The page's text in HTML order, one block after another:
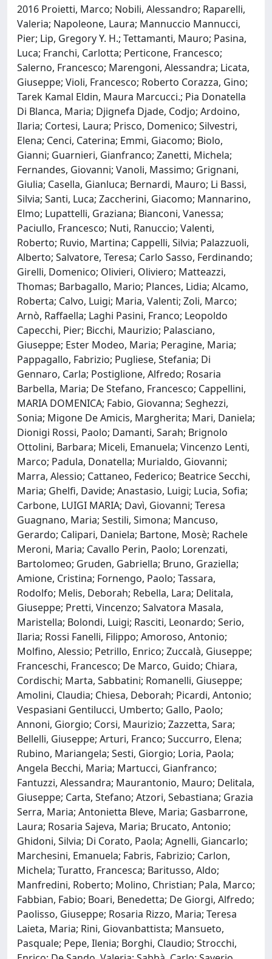
2016 Proietti, Marco; Nobili, Alessandro; Raparelli,
Valeria; Napoleone, Laura; Mannuccio Mannucci,
Pier; Lip, Gregory Y. H.; Tettamanti, Mauro; Pasina,
Luca; Franchi, Carlotta; Perticone, Francesco;
Salerno, Francesco; Marengoni, Alessandra; Licata,
Giuseppe; Violi, Francesco; Roberto Corazza, Gino;
Tarek Kamal Eldin, Maura Marcucci.; Pia Donatella
Di Blanca, Maria; Djignefa Djade, Codjo; Ardoino,
Ilaria; Cortesi, Laura; Prisco, Domenico; Silvestri,
Elena; Cenci, Caterina; Emmi, Giacomo; Biolo,
Gianni; Guarnieri, Gianfranco; Zanetti, Michela;
Fernandes, Giovanni; Vanoli, Massimo; Grignani,
Giulia; Casella, Gianluca; Bernardi, Mauro; Li Bassi,
Silvia; Santi, Luca; Zaccherini, Giacomo; Mannarino,
Elmo; Lupattelli, Graziana; Bianconi, Vanessa;
Paciullo, Francesco; Nuti, Ranuccio; Valenti,
Roberto; Ruvio, Martina; Cappelli, Silvia; Palazzuoli,
Alberto; Salvatore, Teresa; Carlo Sasso, Ferdinando;
Girelli, Domenico; Olivieri, Oliviero; Matteazzi,
Thomas; Barbagallo, Mario; Plances, Lidia; Alcamo,
Roberta; Calvo, Luigi; Maria, Valenti; Zoli, Marco;
Arnò, Raffaella; Laghi Pasini, Franco; Leopoldo
Capecchi, Pier; Bicchi, Maurizio; Palasciano,
Giuseppe; Ester Modeo, Maria; Peragine, Maria;
Pappagallo, Fabrizio; Pugliese, Stefania; Di
Gennaro, Carla; Postiglione, Alfredo; Rosaria
Barbella, Maria; De Stefano, Francesco; Cappellini,
MARIA DOMENICA; Fabio, Giovanna; Seghezzi,
Sonia; Migone De Amicis, Margherita; Mari, Daniela;
Dionigi Rossi, Paolo; Damanti, Sarah; Brignolo
Ottolini, Barbara; Miceli, Emanuela; Vincenzo Lenti,
Marco; Padula, Donatella; Murialdo, Giovanni;
Marra, Alessio; Cattaneo, Federico; Beatrice Secchi,
Maria; Ghelfi, Davide; Anastasio, Luigi; Lucia, Sofia;
Carbone, LUIGI MARIA; Davì, Giovanni; Teresa
Guagnano, Maria; Sestili, Simona; Mancuso,
Gerardo; Calipari, Daniela; Bartone, Mosè; Rachele
Meroni, Maria; Cavallo Perin, Paolo; Lorenzati,
Bartolomeo; Gruden, Gabriella; Bruno, Graziella;
Amione, Cristina; Fornengo, Paolo; Tassara,
Rodolfo; Melis, Deborah; Rebella, Lara; Delitala,
Giuseppe; Pretti, Vincenzo; Salvatora Masala,
Maristella; Bolondi, Luigi; Rasciti, Leonardo; Serio,
Ilaria; Rossi Fanelli, Filippo; Amoroso, Antonio;
Molfino, Alessio; Petrillo, Enrico; Zuccalà, Giuseppe;
Franceschi, Francesco; De Marco, Guido; Chiara,
Cordischi; Marta, Sabbatini; Romanelli, Giuseppe;
Amolini, Claudia; Chiesa, Deborah; Picardi, Antonio;
Vespasiani Gentilucci, Umberto; Gallo, Paolo;
Annoni, Giorgio; Corsi, Maurizio; Zazzetta, Sara;
Bellelli, Giuseppe; Arturi, Franco; Succurro, Elena;
Rubino, Mariangela; Sesti, Giorgio; Loria, Paola;
Angela Becchi, Maria; Martucci, Gianfranco;
Fantuzzi, Alessandra; Maurantonio, Mauro; Delitala,
Giuseppe; Carta, Stefano; Atzori, Sebastiana; Grazia
Serra, Maria; Antonietta Bleve, Maria; Gasbarrone,
Laura; Rosaria Sajeva, Maria; Brucato, Antonio;
Ghidoni, Silvia; Di Corato, Paola; Agnelli, Giancarlo;
Marchesini, Emanuela; Fabris, Fabrizio; Carlon,
Michela; Turatto, Francesca; Baritusso, Aldo;
Manfredini, Roberto; Molino, Christian; Pala, Marco;
Fabbian, Fabio; Boari, Benedetta; De Giorgi, Alfredo;
Paolisso, Giuseppe; Rosaria Rizzo, Maria; Teresa
Laieta, Maria; Rini, Giovanbattista; Mansueto,
Pasquale; Pepe, Ilenia; Borghi, Claudio; Strocchi,